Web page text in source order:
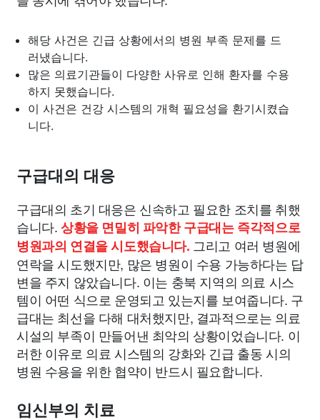
해당 사건은 긴급 상황에서의 병원 부족 문제를 드
러냈습니다.
많은 의료기관들이 다양한 사유로 인해 환자를 수용
하지 못했습니다.
이 사건은 건강 시스템의 개혁 필요성을 환기시켰습
니다.
구급대의 대응
구급대의 초기 대응은 신속하고 필요한 조치를 취했
습니다.상황을 면밀히 파악한 구급대는 즉각적으로
병원과의 연결을 시도했습니다. 그리고 여러 병원에
연락을 시도했지만, 많은 병원이 수용 가능하다는 답
변을 주지 않았습니다. 이는 충북 지역의 의료 시스
템이 어떤 식으로 운영되고 있는지를 보여줍니다. 구
급대는 최선을 다해 대처했지만, 결과적으로는 의료
시설의 부족이 만들어낸 최악의 상황이었습니다. 이
러한 이유로 의료 시스템의 강화와 긴급 출동 시의
병원 수용을 위한 협약이 반드시 필요합니다.
임신부의 치료